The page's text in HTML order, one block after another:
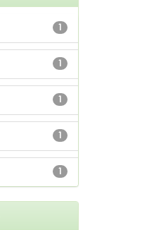
1
1
1
1
1